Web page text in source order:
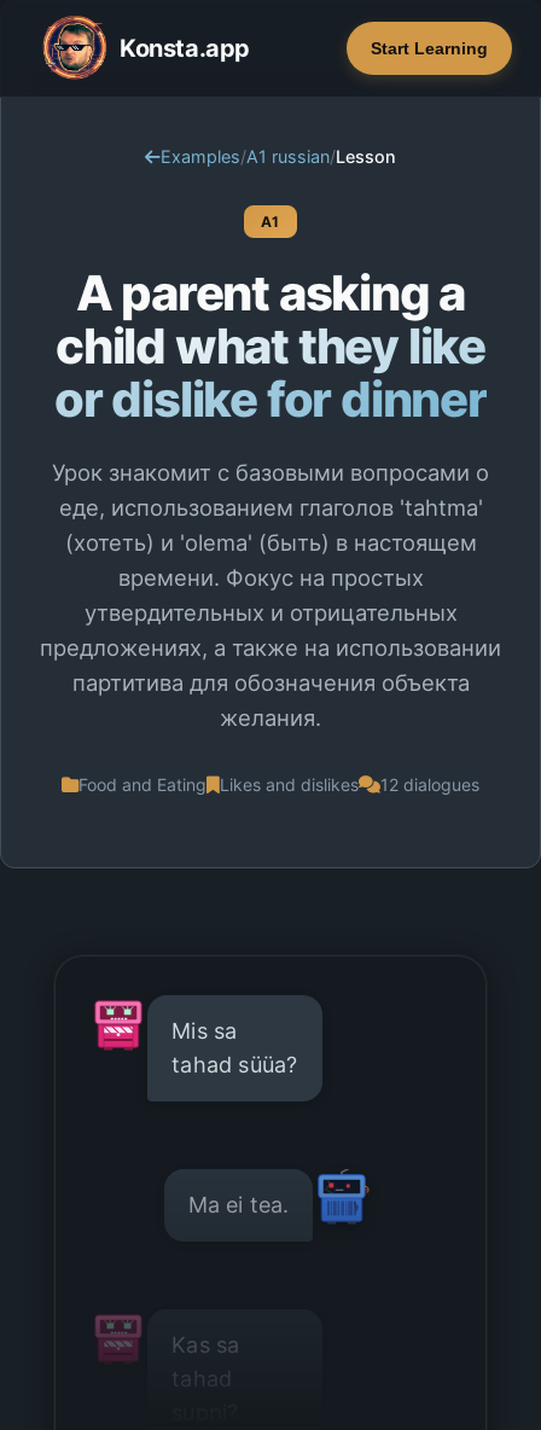
Konsta.app Start Learning
Examples/A1 russian/Lesson
A1
A parent asking a
child what they like
or dislike for dinner
Урок знакомит с базовыми вопросами о
еде, использованием глаголов 'tahtma'
(хотеть) и 'olema' (быть) в настоящем
времени. Фокус на простых
утвердительных и отрицательных
предложениях, а также на использовании
партитива для обозначения объекта
желания.
Food and Eating Likes and dislikes 12 dialogues
Mis sa
tahad süüa?
Ma ei tea.
Kas sa
tahad